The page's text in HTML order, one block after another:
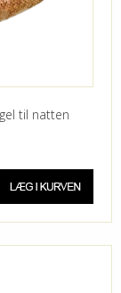
til natten